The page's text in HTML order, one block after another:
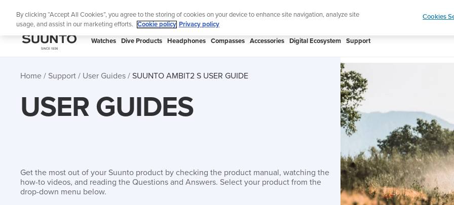
Lightweight sports watch designed for runners Shop
SUUNTO
Watches Dive Products Headphones Compasses Accessories Digital Ecosystem Support
Home Support User Guides SUUNTO AMBIT2 S USER GUIDE
USER GUIDES
Get the most out of your Suunto product by checking the product manual, watching the
how-to videos, and reading the Questions and Answers. Select your product from the
drop-down menu below.
By clicking “Accept All Cookies”, you agree to the storing of cookies on your device to enhance site navigation, analyze site
usage, and assist in our marketing efforts.
Cookie policy Privacy policy
Cookies